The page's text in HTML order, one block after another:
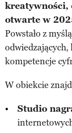
kreatywności,
otwarte w
Powstało z
odwiedzających,
kompetencje
W obiekcie
Studio